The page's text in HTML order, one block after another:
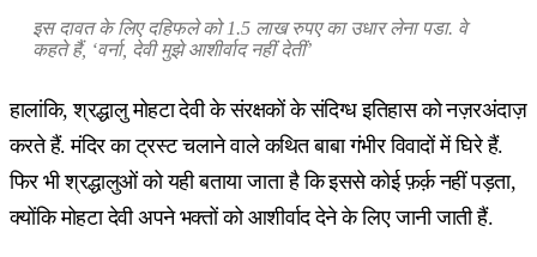
इस दावत के लिए दहिफले को 1.5 लाख रुपए का उधार लेना पडा. वे
कहते हैं, ‘वर्ना, देवी मुझे आशीर्वाद नहीं देतीं’
हालांकि, श्रद्धालु मोहटा देवी के संरक्षकों के संदिग्ध इतिहास को नज़रअंदाज़
करते हैं. मंदिर का ट्रस्ट चलाने वाले कथित बाबा गंभीर विवादों में घिरे हैं.
फिर भी श्रद्धालुओं को यही बताया जाता है कि इससे कोई फ़र्क़ नहीं पड़ता,
क्योंकि मोहटा देवी अपने भक्तों को आशीर्वाद देने के लिए जानी जाती हैं.